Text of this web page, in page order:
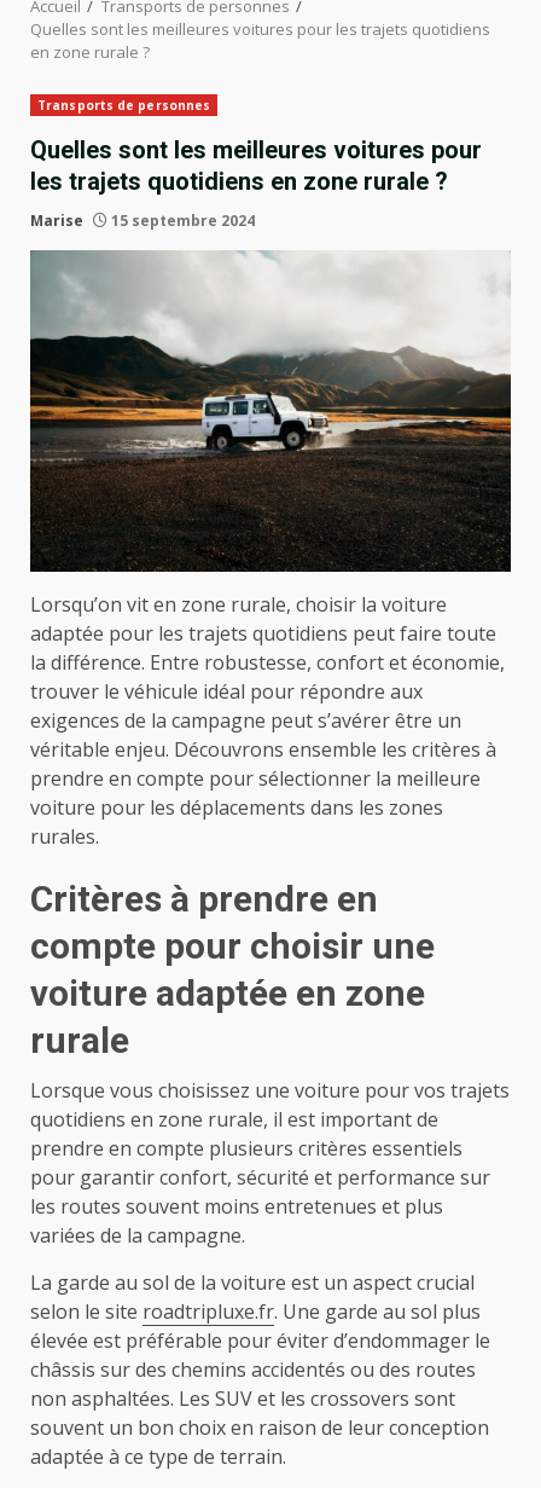
Accueil
Transports de personnes
Quelles sont les meilleures voitures pour les trajets quotidiens
en zone rurale ?
Transports de personnes
Quelles sont les meilleures voitures pour
les trajets quotidiens en zone rurale ?
Marise 15 septembre 2024
Lorsqu’on vit en zone rurale, choisir la voiture
adaptée pour les trajets quotidiens peut faire toute
la différence. Entre robustesse, confort et économie,
trouver le véhicule idéal pour répondre aux
exigences de la campagne peut s’avérer être un
véritable enjeu. Découvrons ensemble les critères à
prendre en compte pour sélectionner la meilleure
voiture pour les déplacements dans les zones
rurales.
Critères à prendre en
compte pour choisir une
voiture adaptée en zone
rurale
Lorsque vous choisissez une voiture pour vos trajets
quotidiens en zone rurale, il est important de
prendre en compte plusieurs critères essentiels
pour garantir confort, sécurité et performance sur
les routes souvent moins entretenues et plus
variées de la campagne.
La garde au sol de la voiture est un aspect crucial
selon le site roadtripluxe.fr. Une garde au sol plus
élevée est préférable pour éviter d’endommager le
châssis sur des chemins accidentés ou des routes
non asphaltées. Les SUV et les crossovers sont
souvent un bon choix en raison de leur conception
adaptée à ce type de terrain.